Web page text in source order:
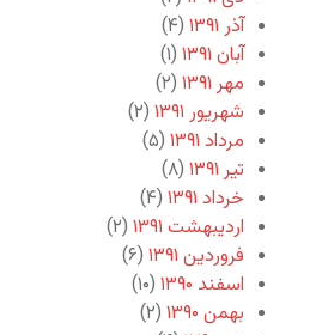
آذر ۱۳۹۱
(۴)
آبان ۱۳۹۱
(۱)
مهر ۱۳۹۱
(۲)
شهریور ۱۳۹۱
(۲)
مرداد ۱۳۹۱
(۵)
تیر ۱۳۹۱
(۸)
خرداد ۱۳۹۱
(۴)
اردیبهشت ۱۳۹۱
(۲)
فروردین ۱۳۹۱
(۶)
اسفند ۱۳۹۰
(۱۰)
بهمن ۱۳۹۰
(۲)